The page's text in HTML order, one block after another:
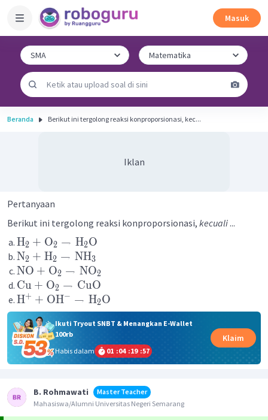
Masuk
Beranda Berikut ini tergolong reaksi konproporsionasi, kec...
Iklan
Pertanyaan
Berikut ini tergolong reaksi konproporsionasi, kecuali...
H2 + O2 → H2O
N2 + H2 → NH3
NO + O2 → NO2
Cu + O2 → CuO
H+ + OH− → H2O
Ikuti Tryout SNBT & Menangkan E-Wallet
100rb
Habis dalam
01 :04 :19 :57
Klaim
B. Rohmawati
Master Teacher
Mahasiswa/Alumni Universitas Negeri Semarang